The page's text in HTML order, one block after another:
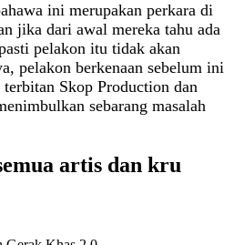
ini merupakan perkara di
jika dari awal mereka tahu ada
pelakon itu tidak akan
pelakon berkenaan sebelum ini
Skop Production dan
sebarang masalah
artis dan kru